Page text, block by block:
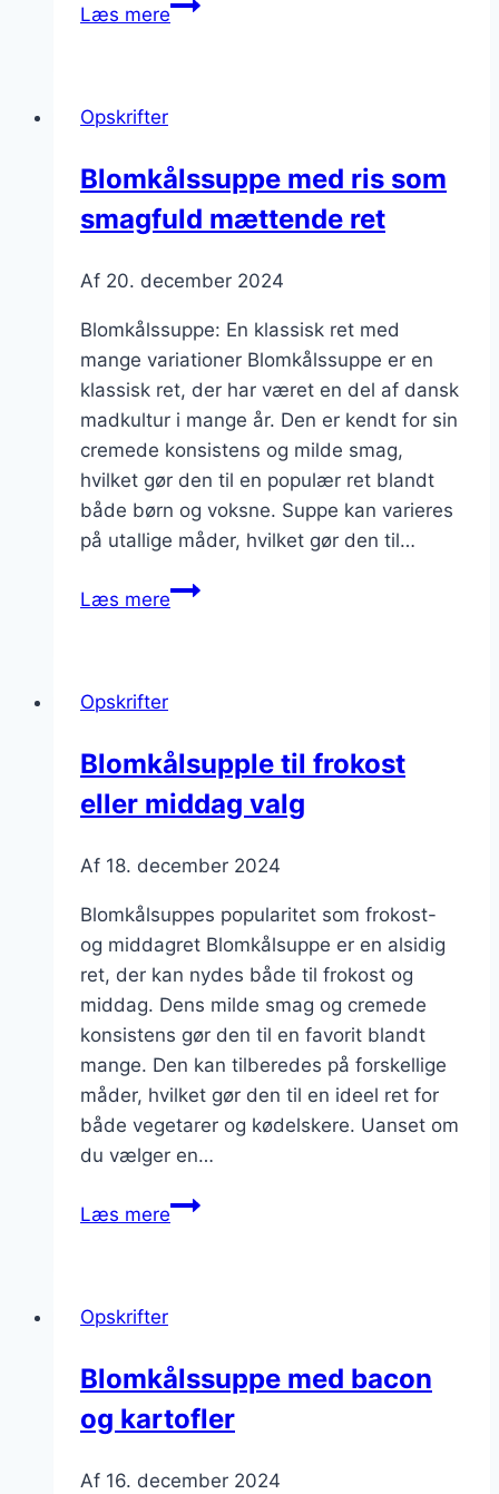
Læs mere
Opskrifter
Blomkålssuppe med ris som
smagfuld mættende ret
Af 20. december 2024
Blomkålssuppe: En klassisk ret med
mange variationer Blomkålssuppe er en
klassisk ret, der har været en del af dansk
madkultur i mange år. Den er kendt for sin
cremede konsistens og milde smag,
hvilket gør den til en populær ret blandt
både børn og voksne. Suppe kan varieres
på utallige måder, hvilket gør den til…
Læs mereBlomkålssuppe
ret
Opskrifter
Blomkålsupple til frokost
eller middag valg
Af 18. december 2024
Blomkålsuppes popularitet som frokost-
og middagret Blomkålsuppe er en alsidig
ret, der kan nydes både til frokost og
middag. Dens milde smag og cremede
konsistens gør den til en favorit blandt
mange. Den kan tilberedes på forskellige
måder, hvilket gør den til en ideel ret for
både vegetarer og kødelskere. Uanset om
du vælger en…
Læs mereBlomkålsupple
Opskrifter
Blomkålssuppe med bacon
og kartofler
Af 16. december 2024